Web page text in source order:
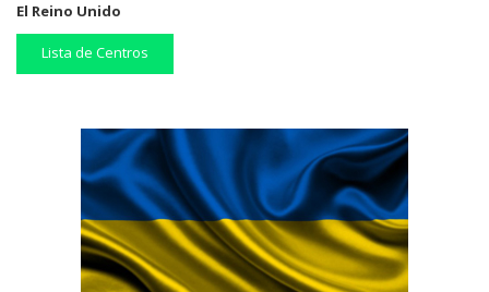
El Reino Unido
Lista de Centros